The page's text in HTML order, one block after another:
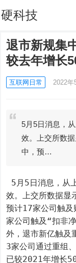
硬科技
退市新规集
较去年增长
互联网日常 2022年
5月5日消息，
效。上交所数
中，预…
效。上交所数据显
预计17家公司触及
家公司触及“扣非
外，退市新亿触及
3家公司通过重组
已较2021年增长